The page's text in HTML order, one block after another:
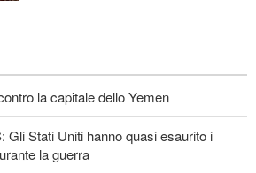
la capitale dello Yemen
Gli Stati Uniti hanno quasi esaurito i
la guerra